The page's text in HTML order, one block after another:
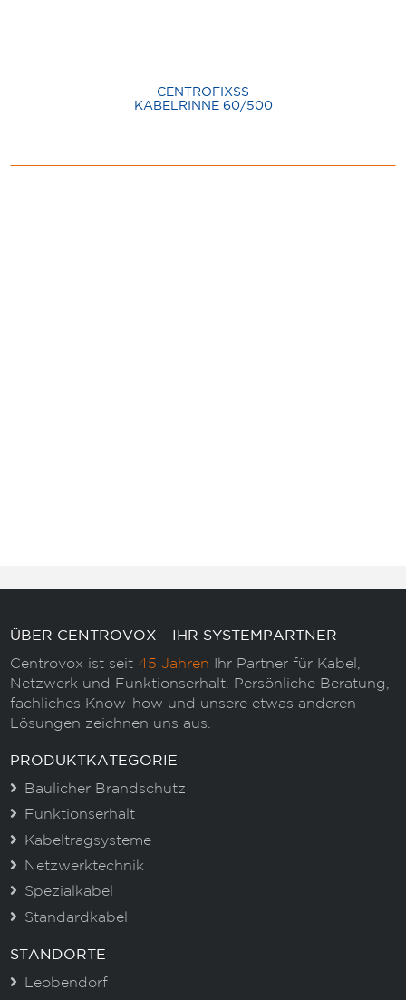
CENTROFIXSS
KABELRINNE 60/500
ÜBER CENTROVOX - IHR SYSTEMPARTNER
Centrovox ist seit 45 Jahren Ihr Partner für Kabel,
Netzwerk und Funktionserhalt. Persönliche Beratung,
fachliches Know-how und unsere etwas anderen
Lösungen zeichnen uns aus.
PRODUKTKATEGORIE
Baulicher Brandschutz
Funktionserhalt
Kabeltragsysteme
Netzwerktechnik
Spezialkabel
Standardkabel
STANDORTE
Leobendorf